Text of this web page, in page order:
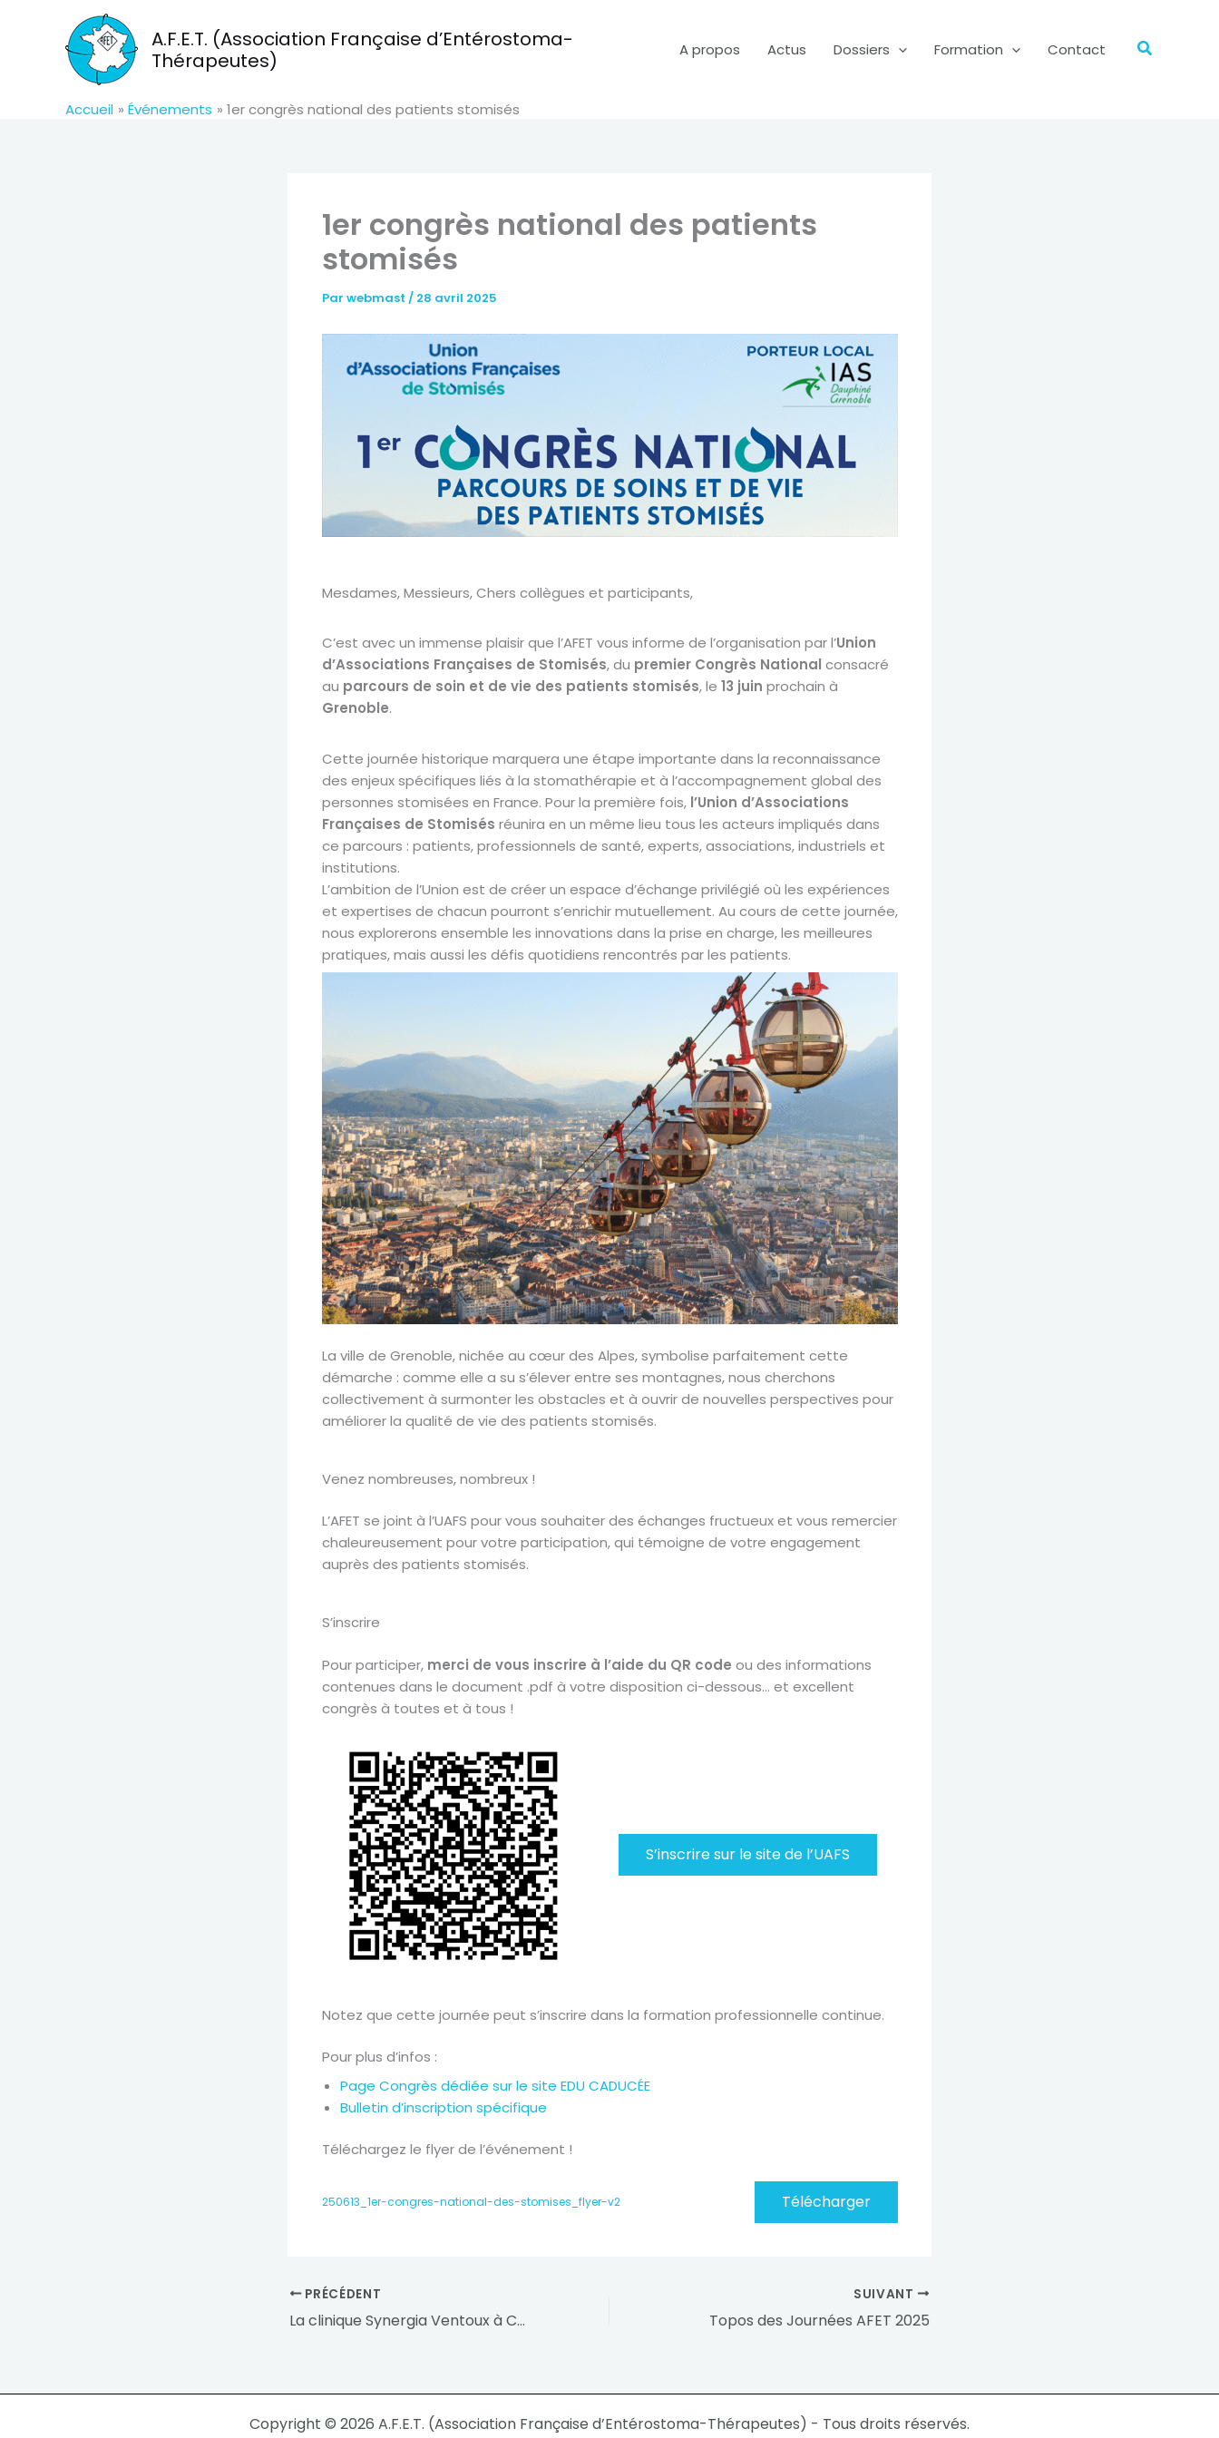
A.F.E.T. (Association Française d’Entérostoma-
Thérapeutes)
A propos Actus Dossiers Formation Contact
Accueil Événements 1er congrès national des patients stomisés
1er congrès national des patients
stomisés
Par webmast / 28 avril 2025
Mesdames, Messieurs, Chers collègues et participants,
C’est avec un immense plaisir que l’AFET vous informe de l’organisation par l’Union
d’Associations Françaises de Stomisés, du premier Congrès National consacré
au parcours de soin et de vie des patients stomisés, le 13 juin prochain à
Grenoble.
Cette journée historique marquera une étape importante dans la reconnaissance
des enjeux spécifiques liés à la stomathérapie et à l’accompagnement global des
personnes stomisées en France. Pour la première fois, l’Union d’Associations
Françaises de Stomisés réunira en un même lieu tous les acteurs impliqués dans
ce parcours : patients, professionnels de santé, experts, associations, industriels et
institutions.
L’ambition de l’Union est de créer un espace d’échange privilégié où les expériences
et expertises de chacun pourront s’enrichir mutuellement. Au cours de cette journée,
nous explorerons ensemble les innovations dans la prise en charge, les meilleures
pratiques, mais aussi les défis quotidiens rencontrés par les patients.
La ville de Grenoble, nichée au cœur des Alpes, symbolise parfaitement cette
démarche : comme elle a su s’élever entre ses montagnes, nous cherchons
collectivement à surmonter les obstacles et à ouvrir de nouvelles perspectives pour
améliorer la qualité de vie des patients stomisés.
Venez nombreuses, nombreux !
L’AFET se joint à l’UAFS pour vous souhaiter des échanges fructueux et vous remercier
chaleureusement pour votre participation, qui témoigne de votre engagement
auprès des patients stomisés.
S’inscrire
Pour participer, merci de vous inscrire à l’aide du QR code ou des informations
contenues dans le document .pdf à votre disposition ci-dessous… et excellent
congrès à toutes et à tous !
S’inscrire sur le site de l’UAFS
Notez que cette journée peut s’inscrire dans la formation professionnelle continue.
Pour plus d’infos :
Page Congrès dédiée sur le site EDU CADUCÉE
Bulletin d’inscription spécifique
Téléchargez le flyer de l’événement !
250613_1er-congres-national-des-stomises_flyer-v2 Télécharger
PRÉCÉDENT
La clinique Synergia Ventoux à Carpentras (84), recherche un stomathérapeute
SUIVANT
Topos des Journées AFET 2025
Copyright © 2026 A.F.E.T. (Association Française d’Entérostoma-Thérapeutes) - Tous droits réservés.